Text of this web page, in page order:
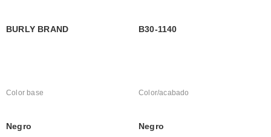
BURLY BRAND B30-1140
Color base
Negro
Color/acabado
Negro